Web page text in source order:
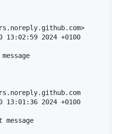
2024 +0100
2024 +0100